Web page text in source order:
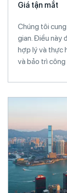
Giá tận mắt
Chúng tôi
gian. Điều này
hợp lý và thực
và bảo trì công